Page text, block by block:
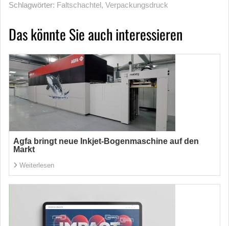
Schlagwörter: Faltschachtel, Verpackungsdruck
Das könnte Sie auch interessieren
Agfa bringt neue Inkjet-Bogenmaschine auf den
Markt
Weiterlesen